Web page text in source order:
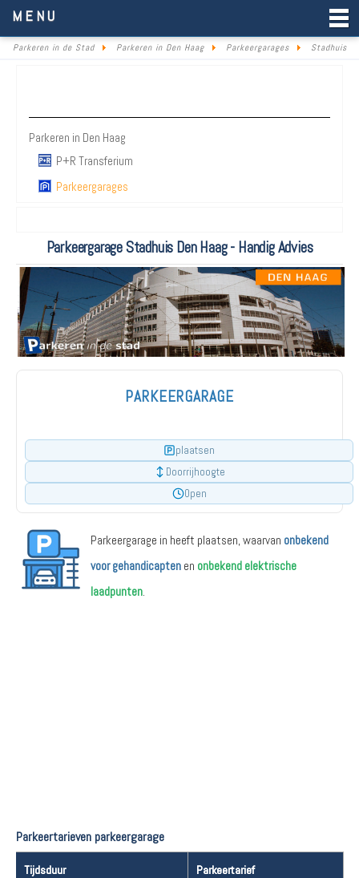
MENU
Parkeren in de Stad Parkeren in Den Haag Parkeergarages Stadhuis
Parkeren in Den Haag
P+R Transferium
Parkeergarages
Parkeergarage Stadhuis Den Haag - Handig Advies
PARKEERGARAGE
plaatsen
Doorrijhoogte
Open
Parkeergarage in heeft plaatsen, waarvan onbekend
voor gehandicapten en onbekend elektrische
laadpunten
Parkeertarieven parkeergarage
Tijdsduur Parkeertarief